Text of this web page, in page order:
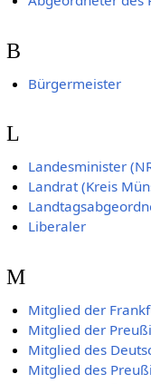
B
Bürgermeister
L
Landesminister
Landrat (Kreis
Liberaler
M
Mitglied der
Mitglied der
Mitglied des
Mitglied des